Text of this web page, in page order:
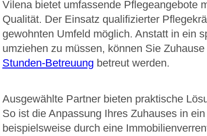
Vilena bietet umfassende Pflegeangebote
Qualität. Der Einsatz qualifizierter
gewohnten Umfeld möglich. Anstatt in ein
umziehen zu müssen, können Sie
Stunden-Betreuung betreut werden.
Ausgewählte Partner bieten praktische
So ist die Anpassung Ihres Zuhauses in
beispielsweise durch eine